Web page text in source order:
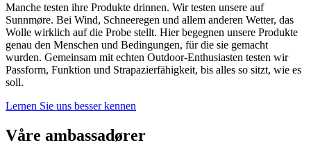
Manche testen ihre Produkte drinnen. Wir testen unsere auf
Sunnmøre. Bei Wind, Schneeregen und allem anderen Wetter, das
Wolle wirklich auf die Probe stellt. Hier begegnen unsere Produkte
genau den Menschen und Bedingungen, für die sie gemacht
wurden. Gemeinsam mit echten Outdoor-Enthusiasten testen wir
Passform, Funktion und Strapazierfähigkeit, bis alles so sitzt, wie es
soll.
Lernen Sie uns besser kennen
Våre ambassadører